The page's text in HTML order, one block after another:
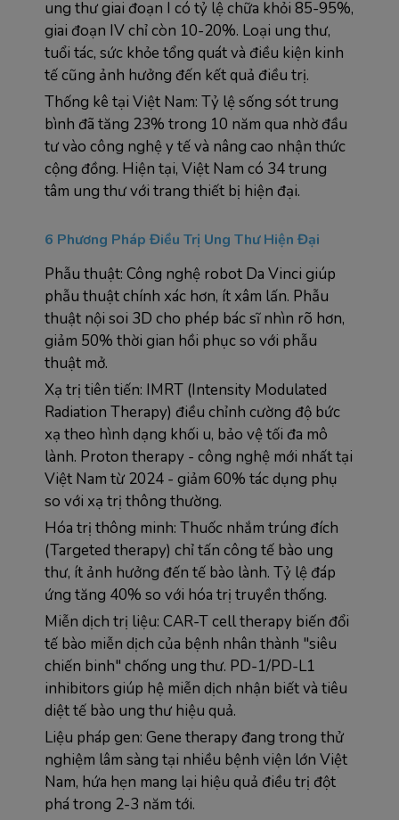
ung thư giai đoạn I có tỷ lệ chữa khỏi 85-95%,
giai đoạn IV chỉ còn 10-20%. Loại ung thư,
tuổi tác, sức khỏe tổng quát và điều kiện kinh
tế cũng ảnh hưởng đến kết quả điều trị.
Thống kê tại Việt Nam: Tỷ lệ sống sót trung
bình đã tăng 23% trong 10 năm qua nhờ đầu
tư vào công nghệ y tế và nâng cao nhận thức
cộng đồng. Hiện tại, Việt Nam có 34 trung
tâm ung thư với trang thiết bị hiện đại.
6 Phương Pháp Điều Trị Ung Thư Hiện Đại
Phẫu thuật: Công nghệ robot Da Vinci giúp
phẫu thuật chính xác hơn, ít xâm lấn. Phẫu
thuật nội soi 3D cho phép bác sĩ nhìn rõ hơn,
giảm 50% thời gian hồi phục so với phẫu
thuật mở.
Xạ trị tiên tiến: IMRT (Intensity Modulated
Radiation Therapy) điều chỉnh cường độ bức
xạ theo hình dạng khối u, bảo vệ tối đa mô
lành. Proton therapy - công nghệ mới nhất tại
Việt Nam từ 2024 - giảm 60% tác dụng phụ
so với xạ trị thông thường.
Hóa trị thông minh: Thuốc nhắm trúng đích
(Targeted therapy) chỉ tấn công tế bào ung
thư, ít ảnh hưởng đến tế bào lành. Tỷ lệ đáp
ứng tăng 40% so với hóa trị truyền thống.
Miễn dịch trị liệu: CAR-T cell therapy biến đổi
tế bào miễn dịch của bệnh nhân thành "siêu
chiến binh" chống ung thư. PD-1/PD-L1
inhibitors giúp hệ miễn dịch nhận biết và tiêu
diệt tế bào ung thư hiệu quả.
Liệu pháp gen: Gene therapy đang trong thử
nghiệm lâm sàng tại nhiều bệnh viện lớn Việt
Nam, hứa hẹn mang lại hiệu quả điều trị đột
phá trong 2-3 năm tới.